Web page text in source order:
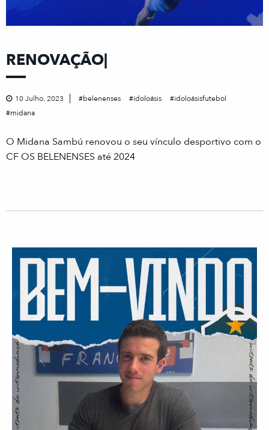
RENOVAÇÃO|
10 Julho, 2023 belenenses idoloásis
idoloásisfutebol
midana
O Midana Sambú renovou o seu vínculo desportivo com o
CF OS BELENENSES até 2024